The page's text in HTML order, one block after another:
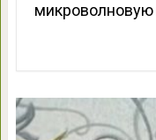
микроволновую